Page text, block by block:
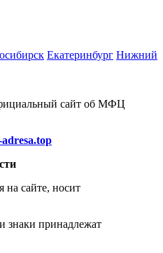
Екатеринбург Нижний
сайт об МФЦ
на сайте, носит
знаки принадлежат